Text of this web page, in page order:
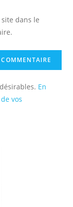
dans le
En
vos